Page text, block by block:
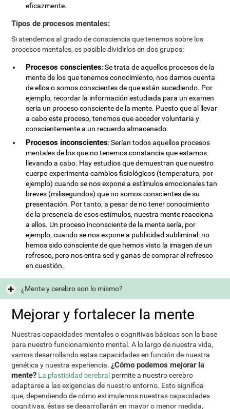
eficazmente.
Tipos de procesos mentales:
Si atendemos al grado de consciencia que tenemos sobre los
procesos mentales, es posible dividirlos en dos grupos:
Procesos conscientes: Se trata de aquellos procesos de la
mente de los que tenemos conocimiento, nos damos cuenta
de ellos o somos conscientes de que están sucediendo. Por
ejemplo, recordar la información estudiada para un examen
sería un proceso consciente de la mente. Puesto que al llevar
a cabo este proceso, tenemos que acceder voluntaria y
conscientemente a un recuerdo almacenado.
Procesos inconscientes: Serían todos aquellos procesos
mentales de los que no tenemos constancia que estamos
llevando a cabo. Hay estudios que demuestran que nuestro
cuerpo experimenta cambios fisiológicos (temperatura, por
ejemplo) cuando se nos expone a estímulos emocionales tan
breves (milisegundos) que no somos conscientes de su
presentación. Por tanto, a pesar de no tener conocimiento
de la presencia de esos estímulos, nuestra mente reacciona
a ellos. Un proceso inconsciente de la mente sería, por
ejemplo, cuando se nos expone a publicidad subliminal: no
hemos sido consciente de que hemos visto la imagen de un
refresco, pero nos entra sed y ganas de comprar el refresco
en cuestión.
¿Mente y cerebro son lo mismo?
Mejorar y fortalecer la mente
Nuestras capacidades mentales o cognitivas básicas son la base
para nuestro funcionamiento mental. A lo largo de nuestra vida,
vamos desarrollando estas capacidades en función de nuestra
genética y nuestra experiencia.¿Cómo podemos mejorar la
mente? La plasticidad cerebral permite a nuestro cerebro
adaptarse a las exigencias de nuestro entorno. Esto significa
que, dependiendo de cómo estimulemos nuestras capacidades
cognitivas, éstas se desarrollarán en mayor o menor medida,